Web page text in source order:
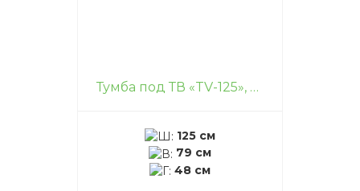
Тумба под ТВ «TV-125», отделка: старение (сосна)
125 см
79 см
48 см